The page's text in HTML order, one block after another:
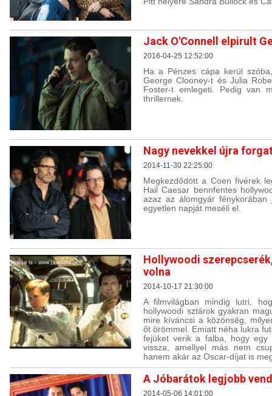
Jack O'Connell elpirult
2016-04-25 12:52:00
Ha a Pénzes cápa kerül
George Clooney-t és Julia
Foster-t emlegeti. Pedig van
thrillernek.
Nagy nevekkel újra
2014-11-30 22:25:00
Megkezdődött a Coen fivérek
Hail Caesar bennfentes
azaz az álomgyár
egyetlen napját meséli el.
Hollywoodi
volna
2014-10-17 21:30:00
A filmvilágban mindig lutri,
hollywoodi sztárok gyakran
mire kíváncsi a közönség,
őt örömmel. Emiatt néha lukra
fejüket verik a falba, hogy
vissza, amellyel más nem
hanem akár az Oscar-díjat is
A Jóbarátok legjobb
2014-05-06 14:01:00